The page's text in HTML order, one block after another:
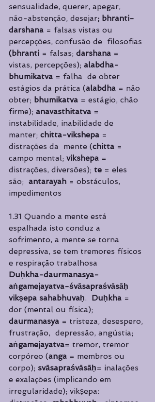
sensualidade, querer, apegar,
não-abstenção, desejar; bhranti-
darshana = falsas vistas ou
percepções, confusão de  filosofias
(bhranti = falsas; darshana =
vistas, percepções); alabdha-
bhumikatva = falha  de obter
estágios da prática (alabdha = não
obter; bhumikatva = estágio, chão
firme); anavasthitatva =
instabilidade, inabilidade de
manter; chitta-vikshepa =
distrações da  mente (chitta =
campo mental; vikshepa =
distrações, diversões); te = eles
são; antarayah = obstáculos,
impedimentos
1.31 Quando a mente está
espalhada isto conduz a
sofrimento, a mente se torna
depressiva, se tem tremores físicos
e respiração trabalhosa
Duḥkha-daurmanasya-
aṅgamejayatva-śvāsapraśvāsāḥ
vikṣepa sahabhuvaḥ. Duḥkha =
dor (mental ou física);
daurmanasya = tristeza, desespero,
frustração,  depressão, angústia;
aṅgamejayatva= tremor, tremor
corpóreo (anga = membros ou
corpo); svāsapraśvāsāḥ= inalações
e exalações (implicando em
irregularidade); vikṣepa: